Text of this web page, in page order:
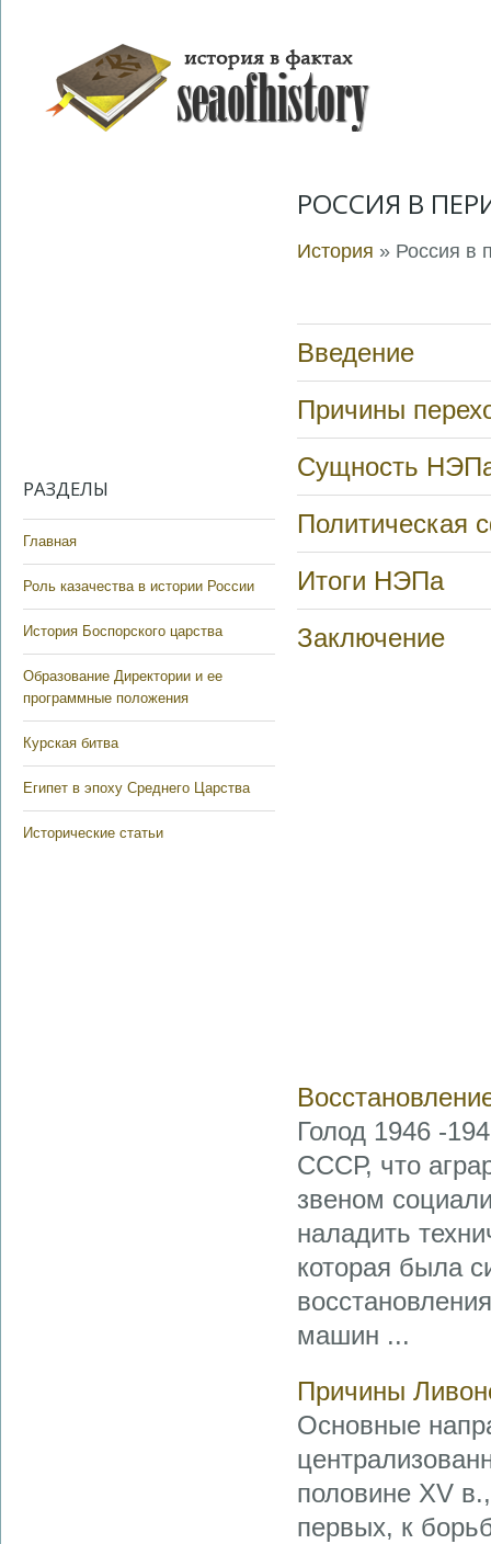
РАЗДЕЛЫ
Главная
Роль казачества в истории России
История Боспорского царства
Образование Директории и ее
программные положения
Курская битва
Египет в эпоху Среднего Царства
Исторические статьи
РОССИЯ В
История » Россия в
Введение
Причины
Сущность
Политическая
Итоги НЭПа
Заключение
Голод 1946 -
СССР, что
звеном
наладить
которая была
машин ...
Причины
Основные
половине XV
первых, к